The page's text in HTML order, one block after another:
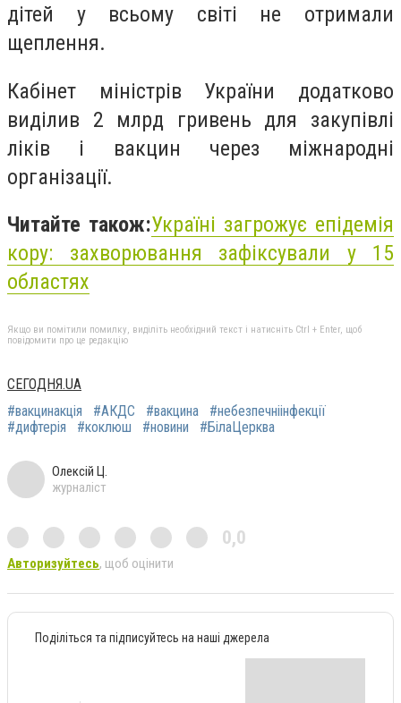
дітей у всьому світі не отримали
щеплення.
Кабінет міністрів України додатково
виділив 2 млрд гривень для закупівлі
ліків і вакцин через міжнародні
організації.
Читайте також:Україні загрожує епідемія
кору: захворювання зафіксували у 15
областях
Якщо ви помітили помилку, виділіть необхідний текст і натисніть Ctrl + Enter, щоб
повідомити про це редакцію
СЕГОДНЯ.UA
#вакцинакція
#АКДС #вакцина
#небезпечніінфекції
#дифтерія
#коклюш #новини #БілаЦерква
Олексій Ц.
журналіст
0,0
Авторизуйтесь, щоб оцінити
Поділіться та підписуйтесь на наші джерела